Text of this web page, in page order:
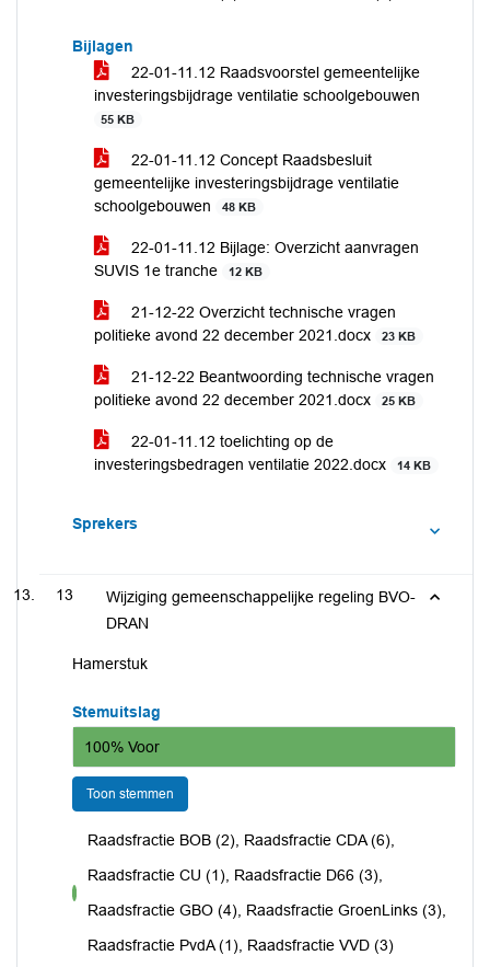
Bijlagen
22-01-11.12 Raadsvoorstel gemeentelijke
investeringsbijdrage ventilatie schoolgebouwen
55 KB
22-01-11.12 Concept Raadsbesluit
gemeentelijke investeringsbijdrage ventilatie
schoolgebouwen
48 KB
22-01-11.12 Bijlage: Overzicht aanvragen
SUVIS 1e tranche
12 KB
21-12-22 Overzicht technische vragen
politieke avond 22 december 2021.docx
23 KB
21-12-22 Beantwoording technische vragen
politieke avond 22 december 2021.docx
25 KB
22-01-11.12 toelichting op de
investeringsbedragen ventilatie 2022.docx
14 KB
Sprekers
13
Wijziging gemeenschappelijke regeling BVO-
DRAN
Hamerstuk
Stemuitslag
100% Voor
Toon stemmen
voor
Raadsfractie BOB (2), Raadsfractie CDA (6),
Raadsfractie CU (1), Raadsfractie D66 (3),
Raadsfractie GBO (4), Raadsfractie GroenLinks (3),
Raadsfractie PvdA (1), Raadsfractie VVD (3)